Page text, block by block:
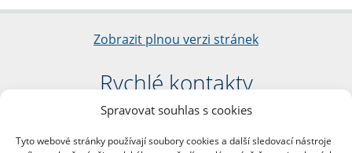
Spravovat souhlas s cookies
Tyto webové stránky používají soubory cookies a další sledovací nástroje
Zobrazit plnou verzi stránek
Rychlé kontakty
Filozofická fakulta
nám. Jana Palacha 1/2